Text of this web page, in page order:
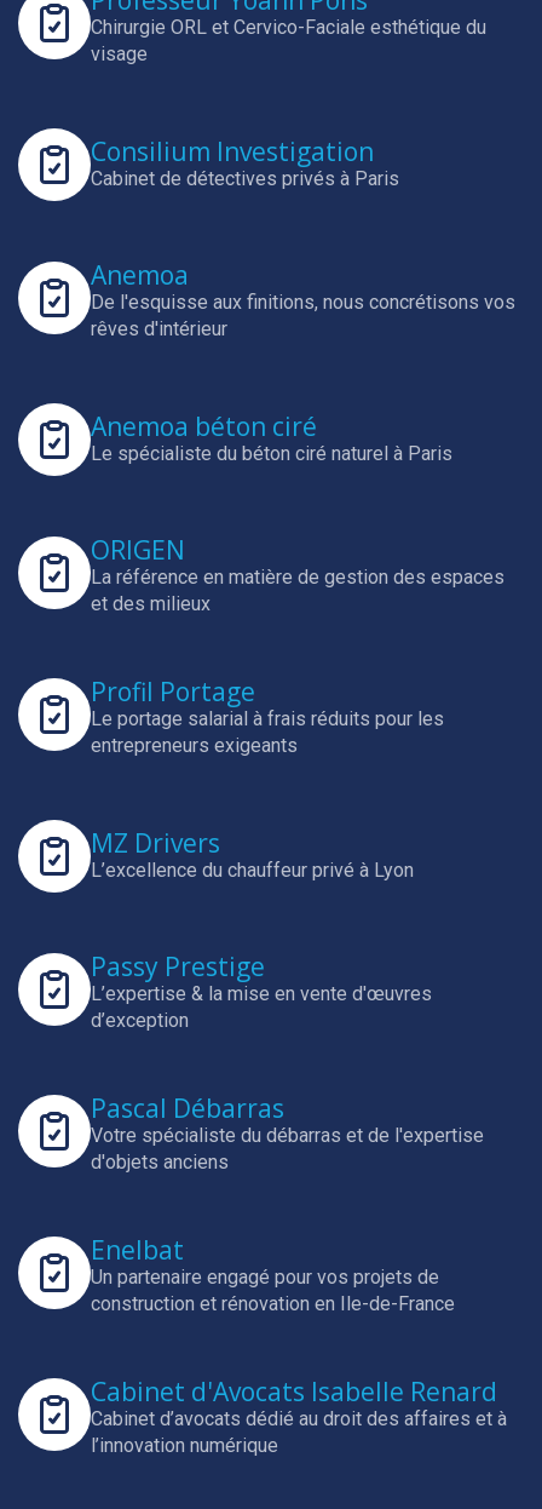
Chirurgie ORL et Cervico-Faciale esthétique du
visage
Consilium Investigation
Cabinet de détectives privés à Paris
Anemoa
De l'esquisse aux finitions, nous concrétisons vos
rêves d'intérieur
Anemoa béton ciré
Le spécialiste du béton ciré naturel à Paris
ORIGEN
La référence en matière de gestion des espaces
et des milieux
Profil Portage
Le portage salarial à frais réduits pour les
entrepreneurs exigeants
MZ Drivers
L’excellence du chauffeur privé à Lyon
Passy Prestige
L’expertise & la mise en vente d'œuvres
d’exception
Pascal Débarras
Votre spécialiste du débarras et de l'expertise
d'objets anciens
Enelbat
Un partenaire engagé pour vos projets de
construction et rénovation en Ile-de-France
Cabinet d'Avocats Isabelle Renard
Cabinet d’avocats dédié au droit des affaires et à
l’innovation numérique